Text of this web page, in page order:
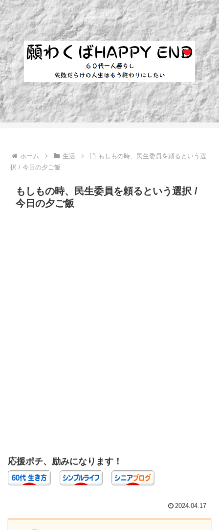
ホーム 生活
もしもの時、民生委員を頼るという選
択 / 今日の夕ご飯
もしもの時、民生委員を頼るという選択 /
今日の夕ご飯
応援ポチ、励みになります！
2024.04.17